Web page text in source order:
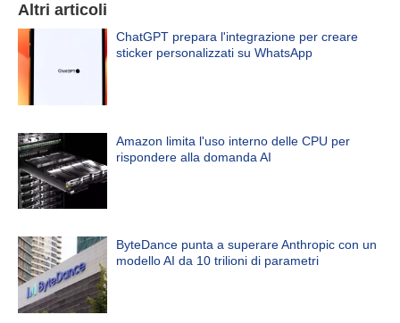
Altri articoli
ChatGPT prepara l'integrazione per creare
sticker personalizzati su WhatsApp
Amazon limita l'uso interno delle CPU per
rispondere alla domanda AI
ByteDance punta a superare Anthropic con un
modello AI da 10 trilioni di parametri